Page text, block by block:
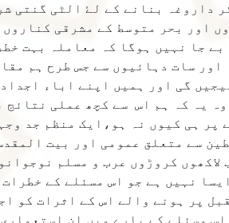
داروغہ بنانے کے لۓ الٹی گنتی
اور بحر متوسط کے مشرقی
جا نہیں ہوگا کہ معاملہ بہت
سات دہائیوں سے جس طرح ہم
گی اور ہمیں اپنے اباء
یہ کہ ہم اس سے کچھ عملی نتائج
پر ہی کیوں نہ ہو،ايک منظم جد
سے متعلق عمومی اور بیت
کروڑوں عرب و مسلم
نہیں ہے جو اس مسئلے کے
پر ہونے والے اس کے اثرات کو
مسئلے کے بارے میں ان